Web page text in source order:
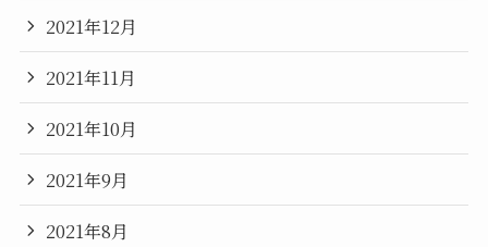
2021年12月
2021年11月
2021年10月
2021年9月
2021年8月